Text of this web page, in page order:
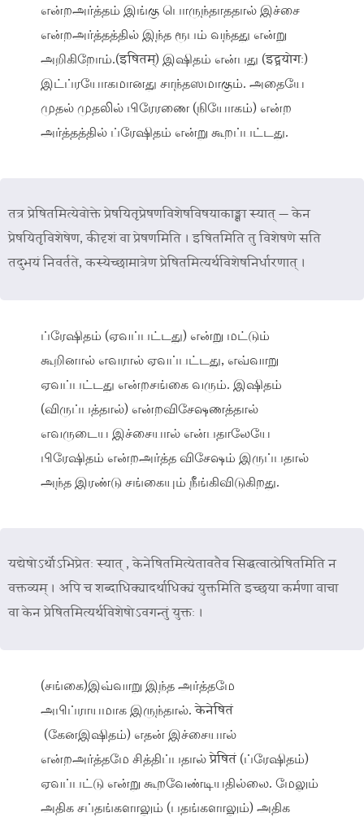
என்றஅர்த்தம் இங்கு பொருந்தாததால் இச்சை
என்றஅர்த்தத்தில் இந்த ரூபம் வந்தது என்று
அறிகிறோம்.(इषितम्) இஷிதம் என்பது (इट्प्रयोगः)
இட்ப்ரயோகமானது சாந்தஸமாகும். அதையே
முதல் முதலில் பிரேரணை (நியோகம்) என்ற
அர்த்தத்தில் ப்ரேஷிதம் என்று கூறப்பட்டது.
तत्र प्रेषितमित्येवोक्ते प्रेषयितृप्रेषणविशेषविषयाकाङ्क्षा स्यात् — केन
प्रेषयितृविशेषेण, कीदृशं वा प्रेषणमिति । इषितमिति तु विशेषणे सति
तदुभयं निवर्तते, कस्येच्छामात्रेण प्रेषितमित्यर्थविशेषनिर्धारणात् ।
ப்ரேஷிதம் (ஏவப்பட்டது) என்று மட்டும்
கூறினால் எவரால் ஏவப்பட்டது, எவ்வாறு
ஏவப்பட்டது என்றசங்கை வரும். இஷிதம்
(விருப்பத்தால்) என்றவிசேஷணத்தால்
எவருடைய இச்சையால் என்பதாலேயே
பிரேஷிதம் என்றஅர்த்த விசேஷம் இருப்பதால்
அந்த இரண்டு சங்கையும் நீங்கிவிடுகிறது.
यद्येषोऽर्थोऽभिप्रेतः स्यात् , केनेषितमित्येतावतैव सिद्धत्वात्प्रेषितमिति न
वक्तव्यम् । अपि च शब्दाधिक्यादर्थाधिक्यं युक्तमिति इच्छया कर्मणा वाचा
वा केन प्रेषितमित्यर्थविशेषोऽवगन्तुं युक्तः ।
(சங்கை)இவ்வாறு இந்த அர்த்தமே
அபிப்ராயமாக இருந்தால். केनेषितं
(கேனஇஷிதம்) எதன் இச்சையால்
என்றஅர்த்தமே சித்திப்பதால் प्रेषितं (ப்ரேஷிதம்)
ஏவப்பட்டு என்று கூறவேண்டியதில்லை. மேலும்
அதிக சப்தங்களாலும் (பதங்களாலும்) அதிக